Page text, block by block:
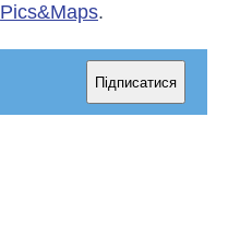
Pics&Maps.
Підписатися